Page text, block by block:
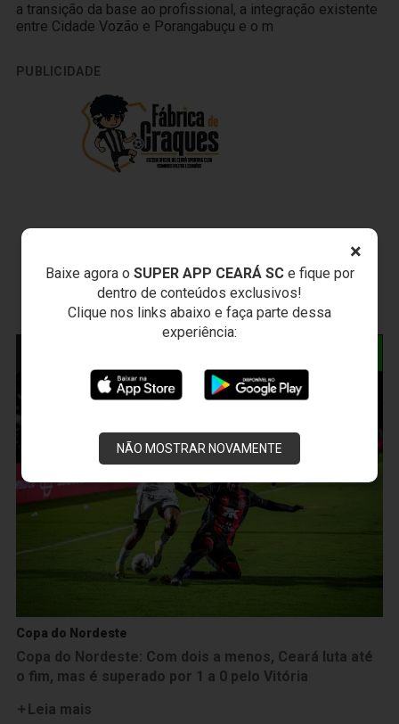
×
Baixe agora o SUPER APP CEARÁ SCe fique por
dentro de conteúdos exclusivos!
Clique nos links abaixo e faça parte dessa
experiência:
NÃO MOSTRAR NOVAMENTE
a transição da base ao profissional, a integração existente
entre Cidade Vozão e Porangabuçu e o m
PUBLICIDADE
Copa do Nordeste
Copa do Nordeste: Com dois a menos, Ceará luta até
o fim, mas é superado por 1 a 0 pelo Vitória
Leia mais